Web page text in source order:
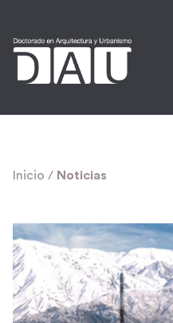
Inicio / Noticias